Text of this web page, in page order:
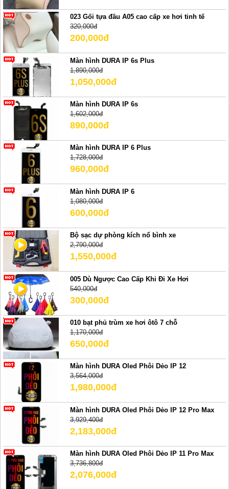
023 Gối tựa đầu A05 cao cấp xe hơi tinh tế
320,000đ
200,000đ
Màn hình DURA IP 6s Plus
1,890,000đ
1,050,000đ
Màn hình DURA IP 6s
1,602,000đ
890,000đ
Màn hình DURA IP 6 Plus
1,728,000đ
960,000đ
Màn hình DURA IP 6
1,080,000đ
600,000đ
Bộ sạc dự phòng kích nổ bình xe
2,790,000đ
1,550,000đ
005 Dù Ngược Cao Cấp Khi Đi Xe Hơi
540,000đ
300,000đ
010 bạt phủ trùm xe hơi ôtô 7 chỗ
1,170,000đ
650,000đ
Màn hình DURA Oled Phôi Dẻo IP 12
3,564,000đ
1,980,000đ
Màn hình DURA Oled Phôi Dẻo IP 12 Pro Max
3,929,400đ
2,183,000đ
Màn hình DURA Oled Phôi Dẻo IP 11 Pro Max
3,736,800đ
2,076,000đ